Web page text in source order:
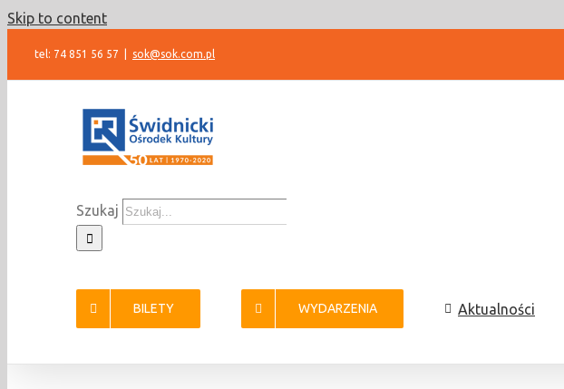
Skip to content
tel: 74 851 56 57 sok@sok.com.pl
Szukaj
BILETY WYDARZENIA Aktualności